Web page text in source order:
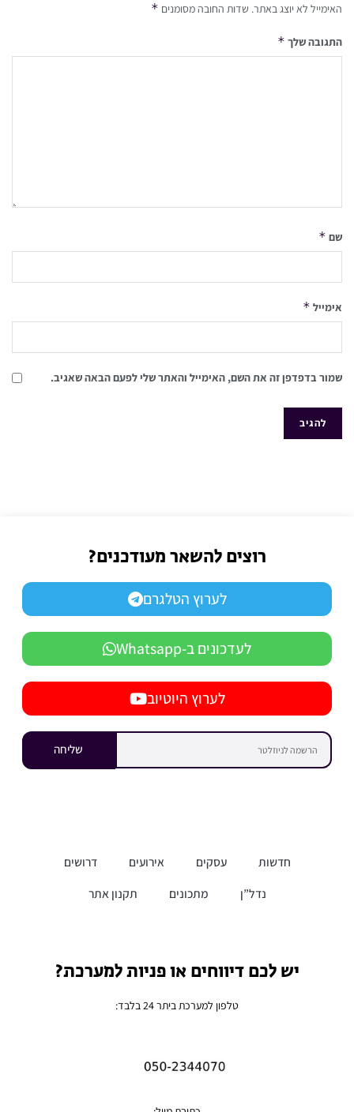
האימייל לא יוצג באתר. שדות החובה מסומנים *
התגובה שלך *
שם *
אימייל *
שמור בדפדפן זה את השם, האימייל והאתר שלי לפעם הבאה שאגיב.
רוצים להשאר מעודכנים?
לערוץ הטלגרם
לעדכונים ב-Whatsapp
לערוץ היוטיוב
שליחה
חדשות עסקים אירועים
דרושים
נדל”ן
מתכונים תקנון אתר
יש לכם דיווחים או פניות למערכת?
טלפון למערכת ביתר 24 בלבד: